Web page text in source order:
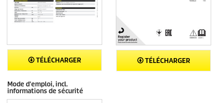
TÉLÉCHARGER TÉLÉCHARGER
Mode d'emploi, incl.
informations de sécurité